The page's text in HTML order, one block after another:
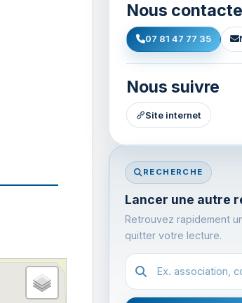
Nous
07 81 47 77 35
Nous suivre
Site internet
RECHERCHE
Lancer une autre
Retrouvez rapidement
quitter votre lecture.
Recherche dans